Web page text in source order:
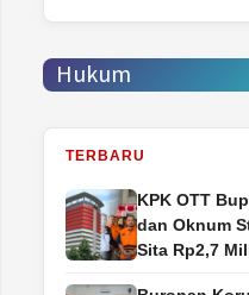
Hukum
TERBARU
‎KPK OTT
dan Oknum
Sita Rp2,7